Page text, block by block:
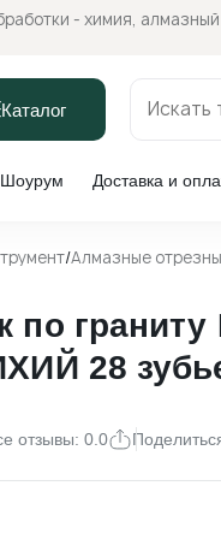
- химия, алмазный
Каталог
Шоурум Доставка и
/Алмазные
граниту
28
отзывы: 0.0